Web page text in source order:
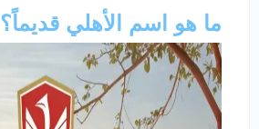
ما هو اسم الأهلي قديماً؟